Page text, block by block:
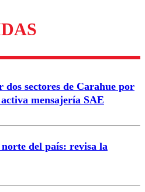
para garantizar un
respetuoso.
dos sectores de Carahue por
mensajería SAE
del país: revisa la